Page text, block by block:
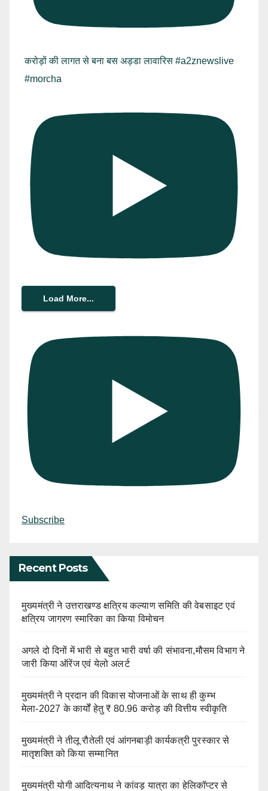
करोड़ों की लागत से बना बस अड्डा लावारिस #a2znewslive
#morcha
Load More...
Subscribe
Recent Posts
मुख्यमंत्री ने उत्तराखण्ड क्षत्रिय कल्याण समिति की वेबसाइट एवं
क्षत्रिय जागरण स्मारिका का किया विमोचन
अगले दो दिनों में भारी से बहुत भारी वर्षा की संभावना,मौसम विभाग ने
जारी किया ऑरेंज एवं येलो अलर्ट
मुख्यमंत्री ने प्रदान की विकास योजनाओं के साथ ही कुम्भ
मेला-2027 के कार्यों हेतु ₹ 80.96 करोड़ की वित्तीय स्वीकृति
मुख्यमंत्री ने तीलू रौतेली एवं आंगनबाड़ी कार्यकत्री पुरस्कार से
मातृशक्ति को किया सम्मानित
मुख्यमंत्री योगी आदित्यनाथ ने कांवड़ यात्रा का हेलिकॉप्टर से